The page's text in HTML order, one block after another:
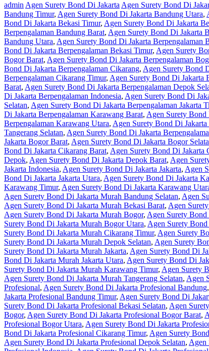
adminAgen Surety Bond Di JakartaAgen Surety Bond Di
Bandung Timur, Agen Surety Bond Di Jakarta Bandung Utara,
Bond Di Jakarta Bekasi Timur, Agen Surety Bond Di Jakarta
Berpengalaman Bandung Barat, Agen Surety Bond Di Jakarta
Bandung Utara, Agen Surety Bond Di Jakarta Berpengalaman
Bond Di Jakarta Berpengalaman Bekasi Timur, Agen Surety
Bogor Barat, Agen Surety Bond Di Jakarta Berpengalaman
Bond Di Jakarta Berpengalaman Cikarang, Agen Surety Bond
Berpengalaman Cikarang Timur, Agen Surety Bond Di Jakarta
Barat, Agen Surety Bond Di Jakarta Berpengalaman Depok
Di Jakarta Berpengalaman Indonesia, Agen Surety Bond Di
Selatan, Agen Surety Bond Di Jakarta Berpengalaman Jakarta
Di Jakarta Berpengalaman Karawang Barat, Agen Surety Bond
Berpengalaman Karawang Utara, Agen Surety Bond Di Jakarta
Tangerang Selatan, Agen Surety Bond Di Jakarta
Jakarta Bogor Barat, Agen Surety Bond Di Jakarta Bogor
Bond Di Jakarta Cikarang Barat, Agen Surety Bond Di Jakarta
Depok, Agen Surety Bond Di Jakarta Depok Barat, Agen
Jakarta Indonesia, Agen Surety Bond Di Jakarta Jakarta, Agen
Bond Di Jakarta Jakarta Utara, Agen Surety Bond Di Jakarta
Karawang Timur, Agen Surety Bond Di Jakarta Karawang
Agen Surety Bond Di Jakarta Murah Bandung Selatan, Agen
Agen Surety Bond Di Jakarta Murah Bekasi Barat, Agen
Agen Surety Bond Di Jakarta Murah Bogor, Agen Surety
Surety Bond Di Jakarta Murah Bogor Utara, Agen Surety
Surety Bond Di Jakarta Murah Cikarang Timur, Agen Surety
Surety Bond Di Jakarta Murah Depok Selatan, Agen Surety
Surety Bond Di Jakarta Murah Jakarta, Agen Surety Bond Di
Bond Di Jakarta Murah Jakarta Utara, Agen Surety Bond Di
Surety Bond Di Jakarta Murah Karawang Timur, Agen Surety
Agen Surety Bond Di Jakarta Murah Tangerang Selatan, Agen
Profesional, Agen Surety Bond Di Jakarta Profesional Bandung,
Jakarta Profesional Bandung Timur, Agen Surety Bond Di
Surety Bond Di Jakarta Profesional Bekasi Selatan, Agen
Bogor, Agen Surety Bond Di Jakarta Profesional Bogor Barat,
Profesional Bogor Utara, Agen Surety Bond Di Jakarta
Bond Di Jakarta Profesional Cikarang Timur, Agen Surety
Agen Surety Bond Di Jakarta Profesional Depok Selatan, Agen